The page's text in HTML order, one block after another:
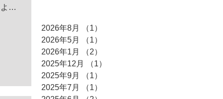
ろ
2026年8月 （1）
2026年5月
（1）
2026年1月
（2）
2025年12月
（1）
2025年9月
（1）
2025年7月
（1）